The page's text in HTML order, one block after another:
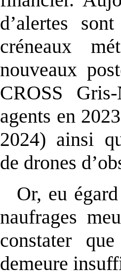
d’alertes
créneaux
nouveaux
CROSS
agents en
2024) ainsi
de drones
Or, eu
naufrages
constater
demeure